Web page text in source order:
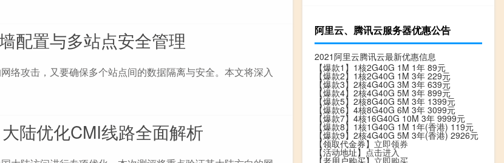
配置与多站点安全管理
络攻击，又要确保多个站点间的数据隔离与安全。本文将深入
陆优化CMI线路全面解析
阿里云、腾讯云服务器优惠公告
2021阿里云腾讯云最新优惠信息
【爆款1】1核2G40G 1M 1年 89元
【爆款2】1核2G40G 1M 3年 229元
【爆款3】2核4G40G 3M 3年 639元
【爆款4】2核4G40G 5M 3年 899元
【爆款5】2核8G40G 5M 3年 1399元
【爆款6】4核8G40G 6M 3年 3099元
【爆款7】4核16G40G 10M 3年 9999元
【爆款8】1核1G40G 1M 1年(香港) 119元
【爆款9】2核4G40G 5M 3年(香港) 2926元
【领取代金券】 立即领券
【活动地址】 点击进入
【老用户购买】立即购买